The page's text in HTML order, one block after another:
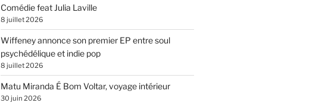
Comédie feat Julia Laville
8 juillet 2026
Wiffeney annonce son premier EP entre soul
psychédélique et indie pop
8 juillet 2026
Matu Miranda É Bom Voltar, voyage intérieur
30 juin 2026